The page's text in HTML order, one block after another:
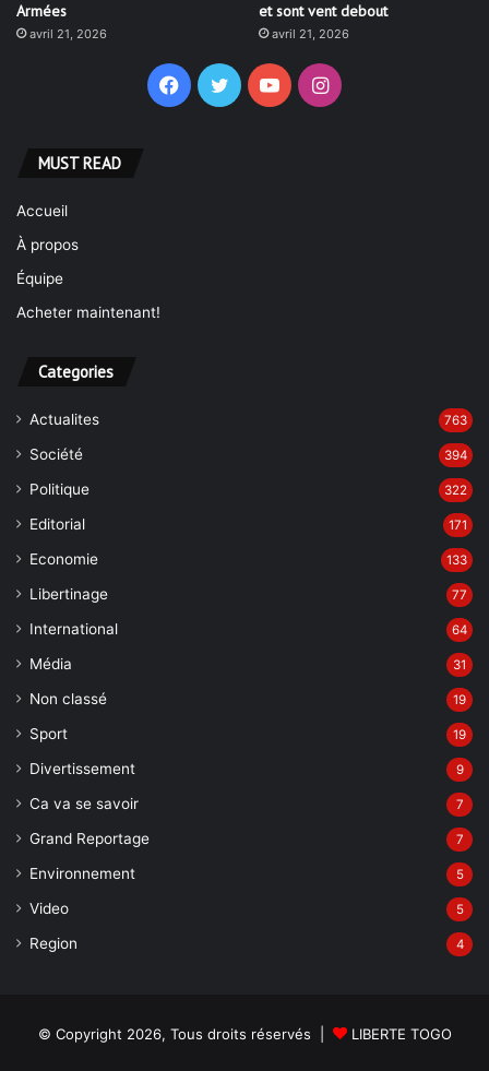
Armées
avril 21, 2026
et sont vent debout
avril 21, 2026
Facebook
TwitterYouTubeInstagram
MUST READ
Accueil
À propos
Équipe
Acheter maintenant!
Categories
Actualites 763
Société 394
Politique 322
Editorial 171
Economie 133
Libertinage 77
International 64
Média 31
Non classé 19
Sport 19
Divertissement 9
Ca va se savoir 7
Grand Reportage 7
Environnement 5
Video 5
Region 4
© Copyright 2026, Tous droits réservés | LIBERTE TOGO